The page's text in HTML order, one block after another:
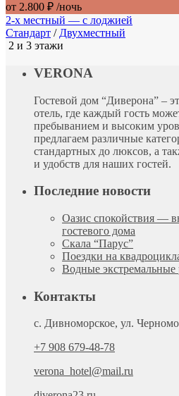
от 2.800 ₽ /ночь
2-х местный — с лоджией
Стандарт / Двухместный
2 и 3 этажи
VERONA
Гостевой дом “Диверона” –
отель, где каждый гость
пребыванием и высоким
предлагаем различные
стандартных до люксов, а
и удобств для наших гостей.
Последние новости
Оазис спокойствия —
гостевого дома
Скала “Парус”
Поездки на
Водные экстремальные
Контакты
с. Дивноморское, ул.
+7 908 679-48-78
verona_hotel@mail.ru